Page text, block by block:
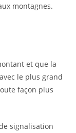
montagnes.
et que la
le plus grand
façon plus
signalisation